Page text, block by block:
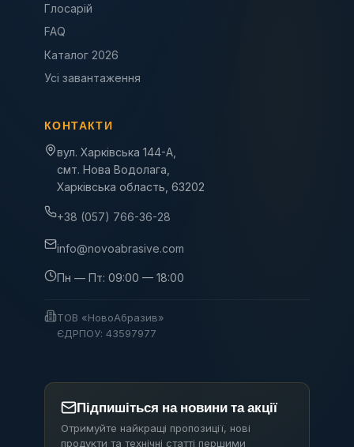
Глосарій
FAQ
Каталог 2026
Усі завантаження
КОНТАКТИ
вул. Харківська 144-А,
смт. Нова Водолага,
Харківська область, 63202
+38 (057) 766-36-28
info@novoabrasive.com
Пн — Пт: 09:00 — 18:00
ТОВ «НовоАбразив»
ЄДРПОУ: 43597977
Підпишіться на новини та акції
Отримуйте найкращі пропозиції, нові
продукти та технічні статті першими